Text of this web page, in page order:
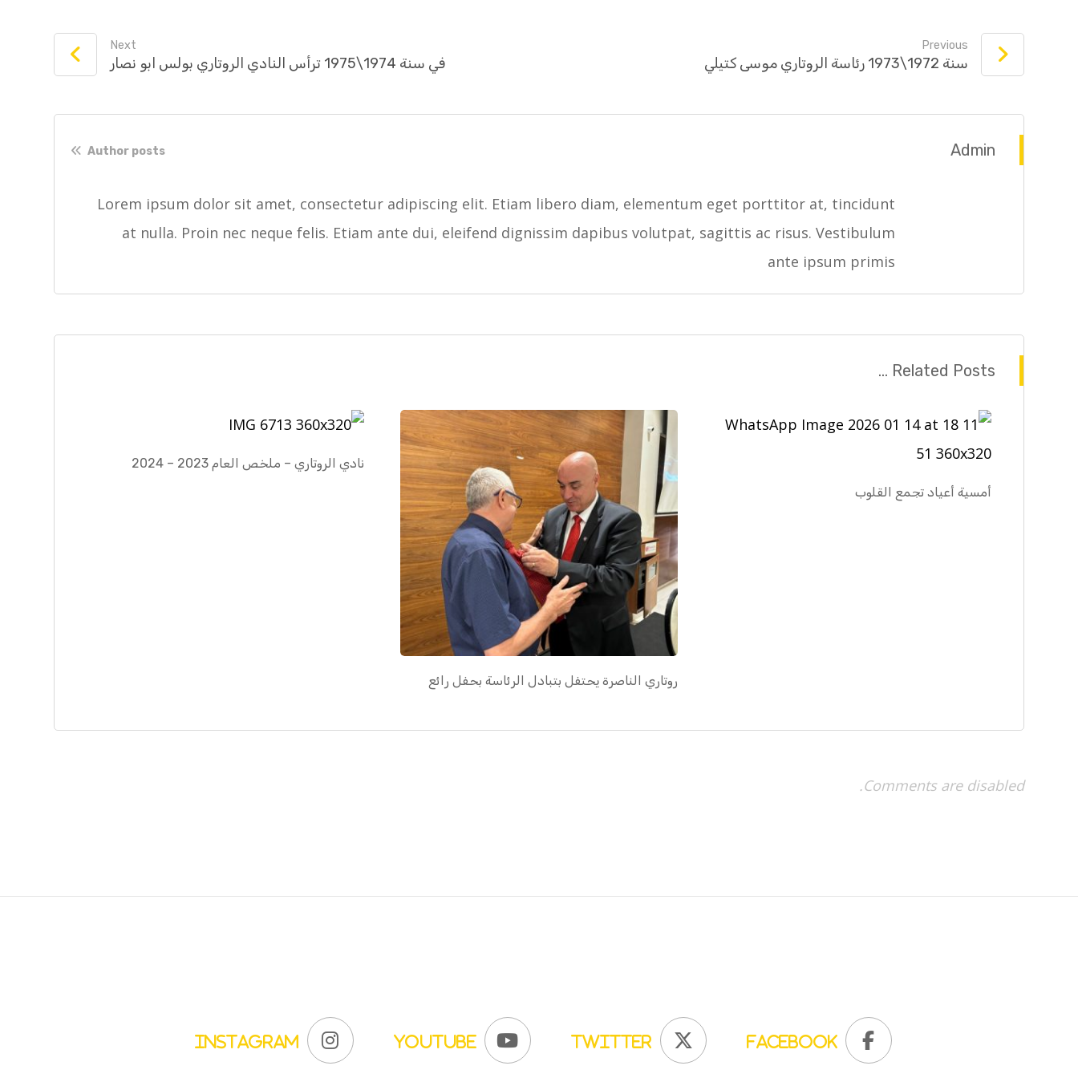
Previous
سنة 1972\1973 رئاسة الروتاري موسى كتيلي
Next
في سنة 1974\1975 ترأس النادي الروتاري بولس ابو نصار
Admin
Author posts
Lorem ipsum dolor sit amet, consectetur adipiscing elit. Etiam libero diam, elementum eget porttitor at, tincidunt
at nulla. Proin nec neque felis. Etiam ante dui, eleifend dignissim dapibus volutpat, sagittis ac risus. Vestibulum
ante ipsum primis
Related Posts ...
أمسية أعياد تجمع القلوب
روتاري الناصرة يحتفل بتبادل الرئاسة بحفل رائع
نادي الروتاري – ملخص العام 2023 – 2024
Comments are disabled.
Facebook
Twitter
YouTube
Instagram